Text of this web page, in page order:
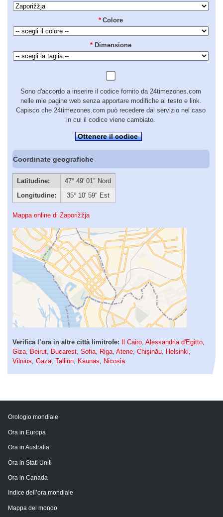
* Colore
* Dimensione
Sono d'accordo a inserire il codice fornito da 24timezones.com
nelle mie pagine web senza apportare modifiche al testo e link.
Capisco che 24timezones.com può recedere dal servizio nel caso
in cui il codice viene cambiato.
Ottenere il codice
Coordinate geografiche
Latitudine:
47° 49′ 01″ Nord
Longitudine:
35° 10′ 59″ Est
Mappa online di Zaporižžja
Verifica l’ora in altre città limitrofe: Il Cairo Alessandria d'Egitto
Giza
Beirut Bucarest Sofia Riga Atene Chişinău Helsinki
Vilnius Gaza Tallinn Kaunas Nicosia
Orologio mondiale
Ora in Europa
Ora in Australia
Ora in Stati Uniti
Ora in Canada
Indice dell’ora mondiale
Mappa del mondo